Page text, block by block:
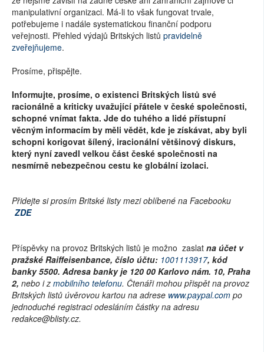
manipulativní organizaci. Má-li to však fungovat trvale,
potřebujeme i nadále systematickou finanční podporu
veřejnosti. Přehled výdajů Britských listů pravidelně
zveřejňujeme.
Prosíme, přispějte.
Informujte, prosíme, o existenci Britských listů své
racionálně a kriticky uvažující přátele v české společnosti,
schopné vnímat fakta. Jde do tuhého a lidé přístupní
věcným informacím by měli vědět, kde je získávat, aby byli
schopni korigovat šílený, iracionální většinový diskurs,
který nyní zavedl velkou část české společnosti na
nesmírně nebezpečnou cestu ke globální izolaci.
Přidejte si prosím Britské listy mezi oblíbené na Facebooku
ZDE
Příspěvky na provoz Britských listů je možno zaslat na účet v
pražské Raiffeisenbance, číslo účtu: 1001113917, kód
banky 5500. Adresa banky je 120 00 Karlovo nám. 10, Praha
2, nebo i z mobilního telefonu. Čtenáři mohou přispět na provoz
Britských listů úvěrovou kartou na adrese www.paypal.com po
jednoduché registraci odesláním částky na adresu
redakce@blisty.cz.